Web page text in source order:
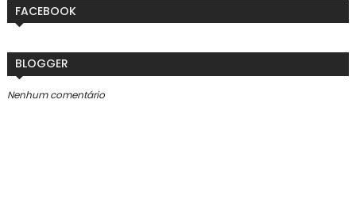
FACEBOOK
BLOGGER
Nenhum comentário